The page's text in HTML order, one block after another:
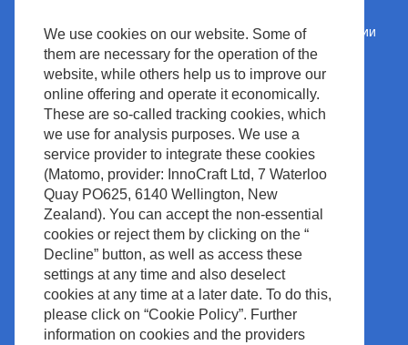
We use cookies on our website. Some of
them are necessary for the operation of the
website, while others help us to improve our
online offering and operate it economically.
These are so-called tracking cookies, which
we use for analysis purposes. We use a
service provider to integrate these cookies
(Matomo, provider: InnoCraft Ltd, 7 Waterloo
Quay PO625, 6140 Wellington, New
Zealand). You can accept the non-essential
cookies or reject them by clicking on the “
Decline” button, as well as access these
settings at any time and also deselect
cookies at any time at a later date. To do this,
please click on “Cookie Policy”. Further
information on cookies and the providers
Поддержка
Новости и события
Контакт
Сведения об организации
Условия и положения
Авторское право
Политика сайта
Управление отходами